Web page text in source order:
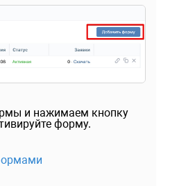
и нажимаем кнопку
форму.